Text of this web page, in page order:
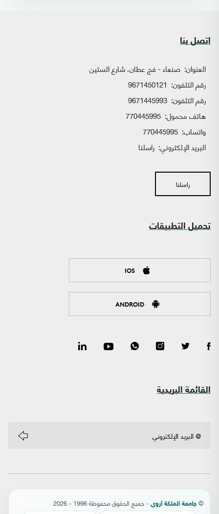
اتصل بنا
العنوان: صنعاء - فج عطان، شارع الستين
رقم التلفون: 9671450121
رقم التلفون: 9671445993
هاتف محمول: 770445995
واتساب:
البريد الإلكتروني: راسلنا
راسلنا
تحميل التطبيقات
IOS
ANDROID
القائمة البريدية
© جامعة الملكة أروى - جميع الحقوق محفوظة 1996 - 2026